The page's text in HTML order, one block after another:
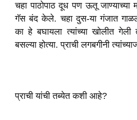
चहा पाठोपाठ दूध पण ऊतू जाण्याच्या
गॅस बंद केले. चहा दुस-या गंजात
का हे बघायला त्यांच्या खोलीत
बसल्या होत्या. प्राची लगबगीनी
प्राची यांची तब्येत कशी आहे?